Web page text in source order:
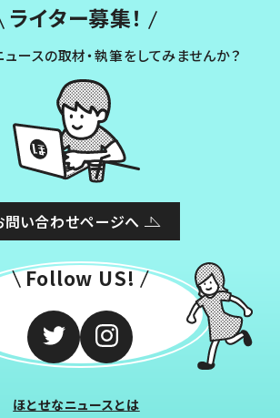
ライター募集！
ースの取材・執筆をしてみませんか？
問い合わせページへ
Follow US!
ほとせなニュースとは